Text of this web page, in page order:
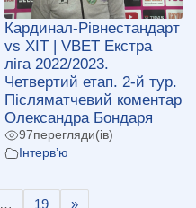
Кардинал-Рівнестандарт
vs ХІТ | VBET Екстра
ліга 2022/2023.
Четвертий етап. 2-й тур.
Післяматчевий коментар
Олександра Бондаря
97перегляди(ів)
Інтерв’ю
… 19 »